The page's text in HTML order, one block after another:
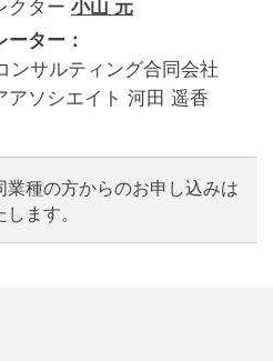
クター 小山 元
ーター：
ンサルティング合同会社
アソシエイト 河田 遥香
種の方からのお申し込みは
ます。